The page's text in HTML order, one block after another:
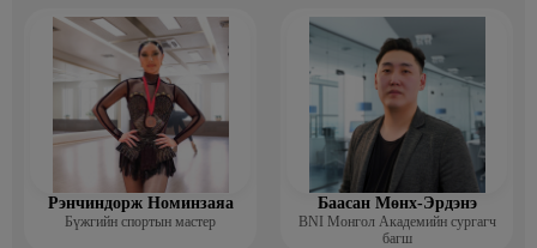
Рэнчиндорж Номинзаяа
Бүжгийн спортын мастер
Баасан Мөнх-Эрдэнэ
BNI Монгол Академийн сургагч
багш